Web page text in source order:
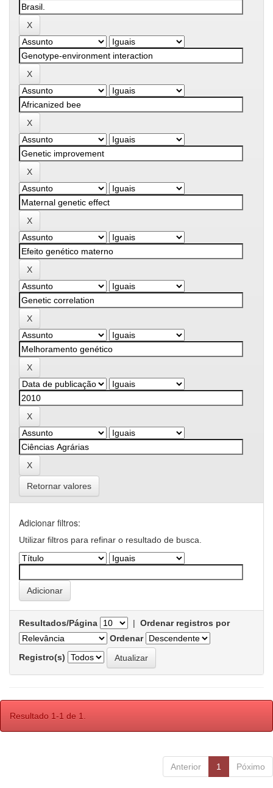
Retornar valores
Adicionar filtros:
Utilizar filtros para refinar o resultado de busca.
Resultados/Página | Ordenar registros por
Ordenar
Registro(s)
Resultado 1-1 de 1.
Anterior 1 Póximo